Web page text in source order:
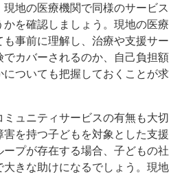
地の医療機関で同様のサービス
を確認しましょう。現地の医療
事前に理解し、治療や支援サー
でカバーされるのか、自己負担額
ついても把握しておくことが求
ュニティサービスの有無も大切
を持つ子どもを対象とした支援
プが存在する場合、子どもの社
きな助けになるでしょう。現地